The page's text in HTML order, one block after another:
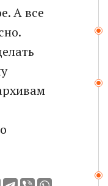
А все